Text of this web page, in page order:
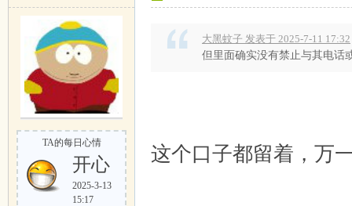
TA的每日心情
开心
2025-3-13
15:17
大黑蚊子 发表于 2025-7-11 17:32
但里面确实没有禁止与其电话
这个口子都留着，万